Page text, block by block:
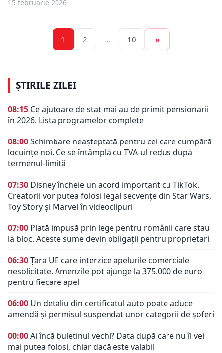
15 februarie 2026
1 2 … 10 »
ȘTIRILE ZILEI
08:15 Ce ajutoare de stat mai au de primit pensionarii
în 2026. Lista programelor complete
08:00Schimbare neașteptată pentru cei care cumpără
locuințe noi. Ce se întâmplă cu TVA-ul redus după
termenul-limită
07:30 Disney încheie un acord important cu TikTok.
Creatorii vor putea folosi legal secvențe din Star Wars,
Toy Story și Marvel în videoclipuri
07:00 Plată impusă prin lege pentru românii care stau
la bloc. Aceste sume devin obligații pentru proprietari
06:30Țara UE care interzice apelurile comerciale
nesolicitate. Amenzile pot ajunge la 375.000 de euro
pentru fiecare apel
06:00 Un detaliu din certificatul auto poate aduce
amendă și permisul suspendat unor categorii de șoferi
00:00Ai încă buletinul vechi? Data după care nu îl vei
mai putea folosi, chiar dacă este valabil